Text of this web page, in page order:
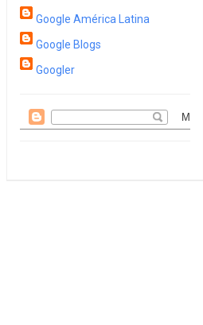
Google América Latina
Google Blogs
Googler